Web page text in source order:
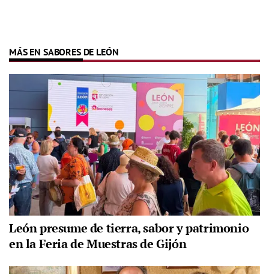
MÁS EN SABORES DE LEÓN
León presume de tierra, sabor y patrimonio
en la Feria de Muestras de Gijón